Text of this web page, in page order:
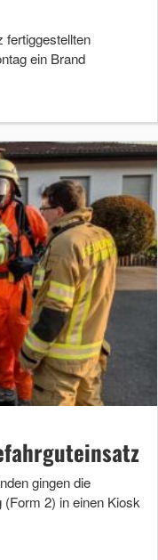
fertiggestellten
ein Brand
gingen die
2) in einen Kiosk